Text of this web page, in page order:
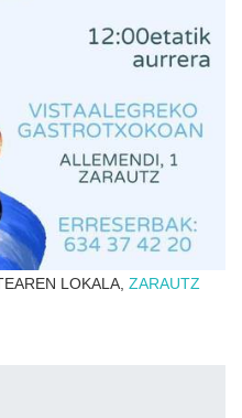
LOKALA, ZARAUTZ